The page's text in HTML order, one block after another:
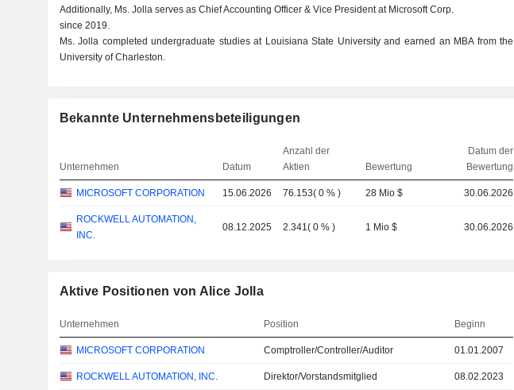
Additionally, Ms. Jolla serves as Chief Accounting Officer & Vice President at Microsoft Corp.
since 2019.
Ms. Jolla completed undergraduate studies at Louisiana State University and earned an MBA from the
University of Charleston.
Bekannte Unternehmensbeteiligungen
Unternehmen Datum
Anzahl der
Aktien
Bewertung
Datum der
Bewertung
MICROSOFT CORPORATION 15.06.2026 76.153(0 % ) 28 Mio $ 30.06.2026
ROCKWELL AUTOMATION,
INC.
08.12.2025 2.341(0 % ) 1 Mio $ 30.06.2026
Aktive Positionen von Alice Jolla
Unternehmen Position Beginn
MICROSOFT CORPORATION Comptroller/Controller/Auditor 01.01.2007
ROCKWELL AUTOMATION, INC. Direktor/Vorstandsmitglied 08.02.2023